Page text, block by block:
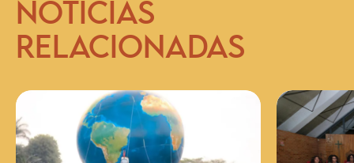
NOTÍCIAS
RELACIONADAS